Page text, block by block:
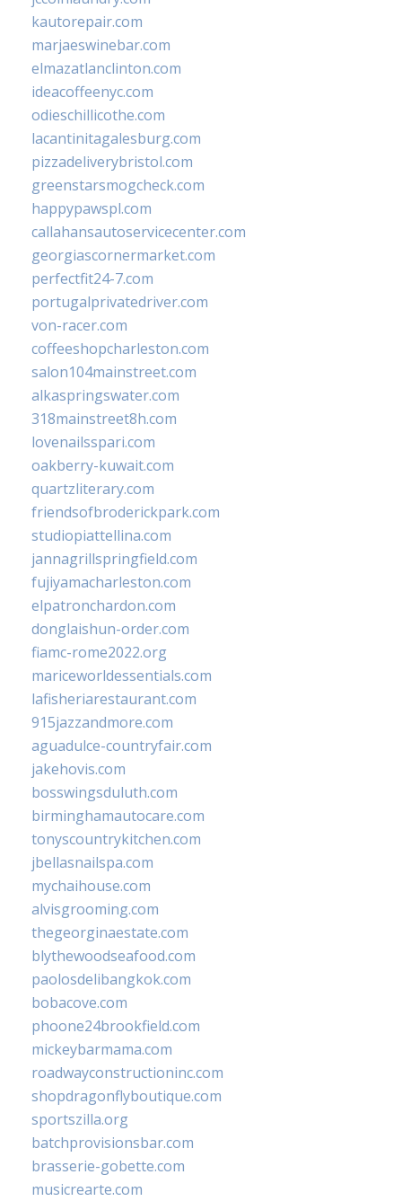
kautorepair.com
marjaeswinebar.com
elmazatlanclinton.com
ideacoffeenyc.com
odieschillicothe.com
lacantinitagalesburg.com
pizzadeliverybristol.com
greenstarsmogcheck.com
happypawspl.com
callahansautoservicecenter.com
georgiascornermarket.com
perfectfit24-7.com
portugalprivatedriver.com
von-racer.com
coffeeshopcharleston.com
salon104mainstreet.com
alkaspringswater.com
318mainstreet8h.com
lovenailsspari.com
oakberry-kuwait.com
quartzliterary.com
friendsofbroderickpark.com
studiopiattellina.com
jannagrillspringfield.com
fujiyamacharleston.com
elpatronchardon.com
donglaishun-order.com
fiamc-rome2022.org
mariceworldessentials.com
lafisheriarestaurant.com
915jazzandmore.com
aguadulce-countryfair.com
jakehovis.com
bosswingsduluth.com
birminghamautocare.com
tonyscountrykitchen.com
jbellasnailspa.com
mychaihouse.com
alvisgrooming.com
thegeorginaestate.com
blythewoodseafood.com
paolosdelibangkok.com
bobacove.com
phoone24brookfield.com
mickeybarmama.com
roadwayconstructioninc.com
shopdragonflyboutique.com
sportszilla.org
batchprovisionsbar.com
brasserie-gobette.com
musicrearte.com